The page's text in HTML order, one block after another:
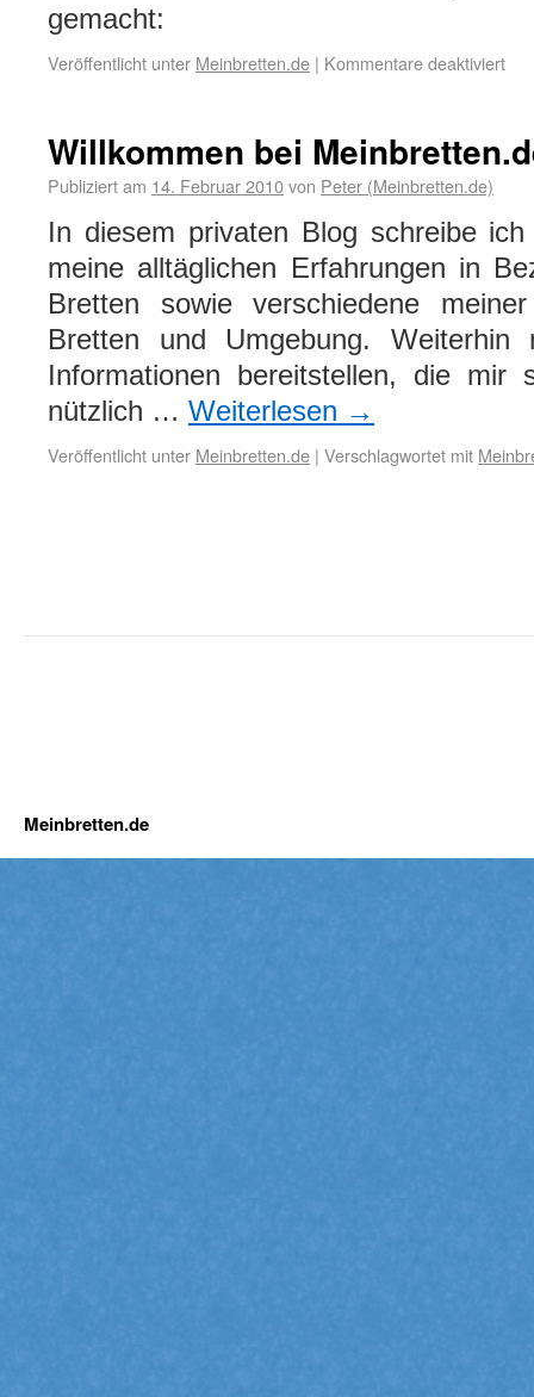
gemacht:
Veröffentlicht unter Meinbretten.de | Kommentare deaktiviert
Willkommen bei
Publiziert am 14. Februar 2010von Peter (Meinbretten.de)
In diesem privaten Blog schreibe
meine alltäglichen Erfahrungen in
Bretten sowie verschiedene
Bretten und Umgebung.
Informationen bereitstellen, die mir
nützlich … Weiterlesen →
Veröffentlicht unter Meinbretten.de | Verschlagwortet mit
Meinbretten.de